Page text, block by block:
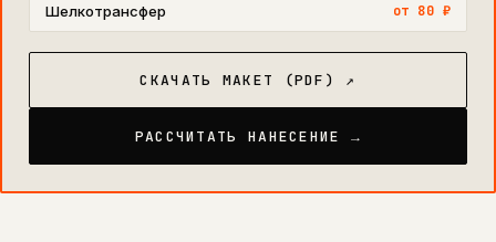
Шелкотрансфер от 80 ₽
СКАЧАТЬ МАКЕТ (PDF) ↗
РАССЧИТАТЬ НАНЕСЕНИЕ →